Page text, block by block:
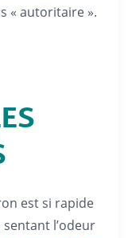
« autoritaire ».
est si rapide
l’odeur